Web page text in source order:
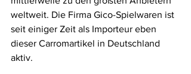
weltweit. Die Firma Gico-Spielwaren ist
seit einiger Zeit als Importeur eben
dieser Carromartikel in Deutschland
aktiv.